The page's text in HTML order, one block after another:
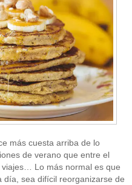
más cuesta arriba de lo
de verano que entre el
Lo más normal es que
sea difícil reorganizarse de